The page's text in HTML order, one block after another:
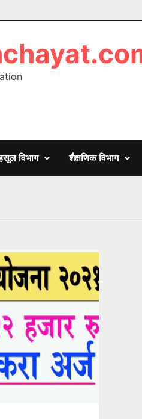
विभाग शैक्षणिक विभाग